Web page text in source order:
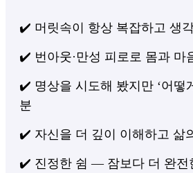
✔️ 머릿속이 항상 복잡하고 생
✔️ 번아웃·만성 피로로 몸과 마
✔️ 명상을 시도해 봤지만 ‘어떻
분
✔️ 자신을 더 깊이 이해하고 삶
✔️ 진정한 쉼 — 잠보다 더 완전